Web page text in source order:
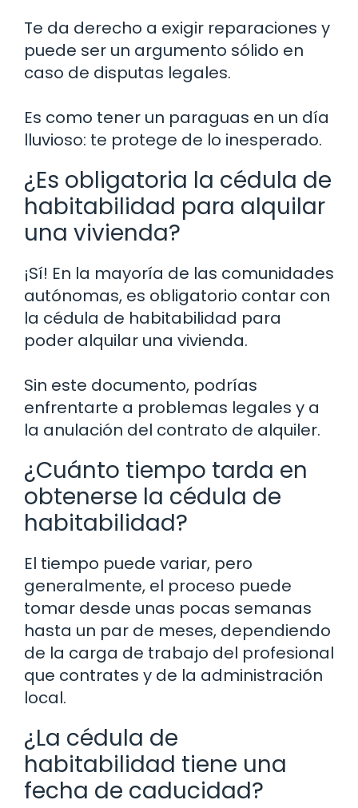
Te da derecho a exigir reparaciones y
puede ser un argumento sólido en
caso de disputas legales.
Es como tener un paraguas en un día
lluvioso: te protege de lo inesperado.
¿Es obligatoria la cédula de
habitabilidad para alquilar
una vivienda?
¡Sí! En la mayoría de las comunidades
autónomas, es obligatorio contar con
la cédula de habitabilidad para
poder alquilar una vivienda.
Sin este documento, podrías
enfrentarte a problemas legales y a
la anulación del contrato de alquiler.
¿Cuánto tiempo tarda en
obtenerse la cédula de
habitabilidad?
El tiempo puede variar, pero
generalmente, el proceso puede
tomar desde unas pocas semanas
hasta un par de meses, dependiendo
de la carga de trabajo del profesional
que contrates y de la administración
local.
¿La cédula de
habitabilidad tiene una
fecha de caducidad?